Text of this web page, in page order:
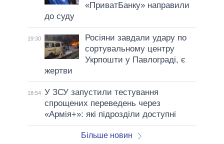
«ПриватБанку» направили
до суду
19:30
Росіяни завдали удару по
сортувальному центру
Укрпошти у Павлограді, є
жертви
18:54 У ЗСУ запустили тестування
спрощених переведень через
«Армія+»: які підрозділи доступні
Більше новин